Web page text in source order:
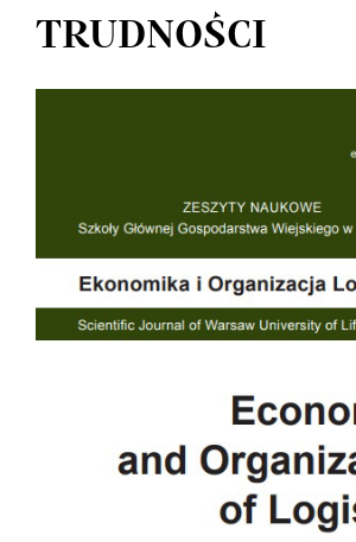
TRUDNOŚCI